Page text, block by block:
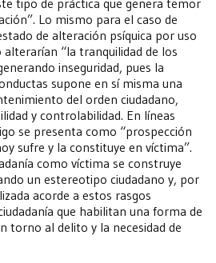
tipo de práctica que genera temor
Lo mismo para el caso de
de alteración psíquica por uso
“la tranquilidad de los
inseguridad, pues la
supone en sí misma una
del orden ciudadano,
y controlabilidad. En líneas
se presenta como “prospección
sufre y la constituye en víctima”.
como víctima se construye
un estereotipo ciudadano y, por
acorde a estos rasgos
que habilitan una forma de
torno al delito y la necesidad de